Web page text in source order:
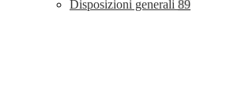
Disposizioni generali 89